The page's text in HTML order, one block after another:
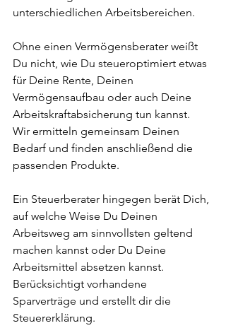
unterschiedlichen Arbeitsbereichen.
Ohne einen Vermögensberater weißt
Du nicht, wie Du steueroptimiert etwas
für Deine Rente, Deinen
Vermögensaufbau oder auch Deine
Arbeitskraftabsicherung tun kannst.
Wir ermitteln gemeinsam Deinen
Bedarf und finden anschließend die
passenden Produkte.
Ein Steuerberater hingegen berät Dich,
auf welche Weise Du Deinen
Arbeitsweg am sinnvollsten geltend
machen kannst oder Du Deine
Arbeitsmittel absetzen kannst.
Berücksichtigt vorhandene
Sparverträge und erstellt dir die
Steuererklärung.